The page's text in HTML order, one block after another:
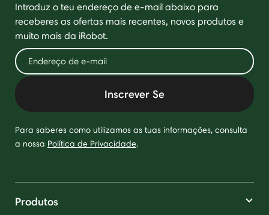
Introduz o teu endereço de e-mail abaixo para
receberes as ofertas mais recentes, novos produtos e
muito mais da iRobot.
Inscrever Se
Para saberes como utilizamos as tuas informações, consulta
a nossa Política de Privacidade.
Produtos